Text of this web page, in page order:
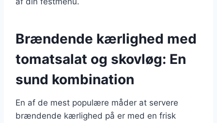
Brændende kærlighed med
tomatsalat og skovløg: En
sund kombination
En af de mest populære måder at servere
brændende kærlighed på er med en frisk